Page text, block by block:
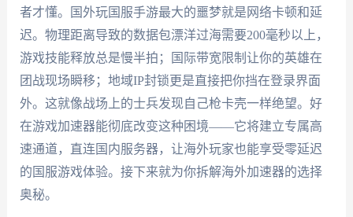
者才懂。国外玩国服手游最大的噩梦就是网络卡顿和延
迟。物理距离导致的数据包漂洋过海需要200毫秒以上，
游戏技能释放总是慢半拍；国际带宽限制让你的英雄在
团战现场瞬移；地域IP封锁更是直接把你挡在登录界面
外。这就像战场上的士兵发现自己枪卡壳一样绝望。好
在游戏加速器能彻底改变这种困境——它将建立专属高
速通道，直连国内服务器，让海外玩家也能享受零延迟
的国服游戏体验。接下来就为你拆解海外加速器的选择
奥秘。